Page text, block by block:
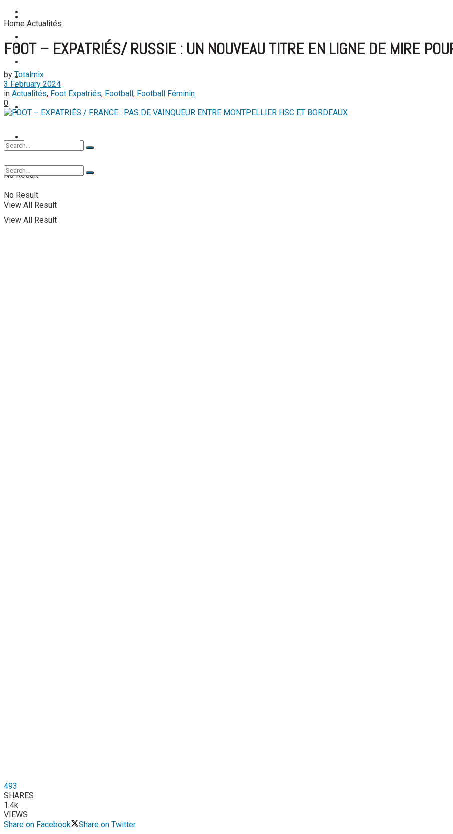
BASKETBALL
TENNIS
TENNIS DE TABLE
No Result
View All Result
BASKETBALL
TENNIS
No Result
View All Result
Home Actualités
FOOT – EXPATRIÉS/ RUSSIE : UN NOUVEAU TITRE EN LIGNE DE MIRE
by Totalmix
3 February 2024
in Actualités, Foot Expatriés, Football, Football Féminin
0
493
SHARES
1.4k
VIEWS
Share on Facebook
Share on Twitter